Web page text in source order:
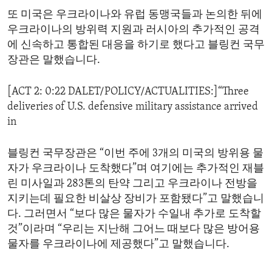
또 미국은 우크라이나와 유럽 동맹국들과 논의한 뒤에
우크라이나의 방위력 지원과 러시아의 추가적인 공격
에 신속하고 통합된 대응을 하기로 했다고 블링컨 국무
장관은 말했습니다.
[ACT 2: 0:22 DALET/POLICY/ACTUALITIES:]“Three
deliveries of U.S. defensive military assistance arrived
in
블링컨 국무장관은 “이번 주에 3개의 미국의 방위용 물
자가 우크라이나 도착했다”며 여기에는 추가적인 재블
린 미사일과 283톤의 탄약 그리고 우크라이나 전방을
지키는데 필요한 비살상 장비가 포함됐다”고 말했습니
다. 그러면서 “보다 많은 물자가 수일내 추가로 도착할
것”이라며 “우리는 지난해 그어느 때보다 많은 방어용
물자를 우크라이나에 제공했다”고 말했습니다.